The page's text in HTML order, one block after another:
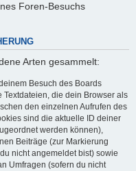
Foren-Besuchs
Arten gesammelt:
Besuch des Boards
die dein Browser als
den einzelnen Aufrufen des
sind die aktuelle ID deiner
werden können),
Beiträge (zur Markierung
nicht angemeldet bist) sowie
Umfragen (sofern du nicht